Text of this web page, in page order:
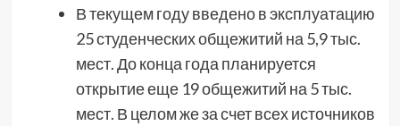
В текущем году введено в эксплуатацию
25 студенческих общежитий на 5,9 тыс.
мест. До конца года планируется
открытие еще 19 общежитий на 5 тыс.
мест. В целом же за счет всех источников